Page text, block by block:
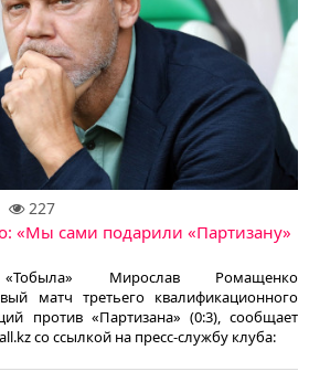
227
«Мы сами подарили «Партизану»
Мирослав Ромащенко
матч третьего квалификационного
против «Партизана» (0:3), сообщает
со ссылкой на пресс-службу клуба: